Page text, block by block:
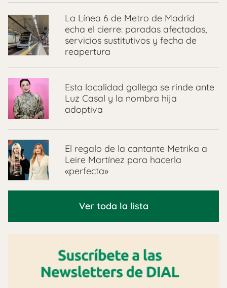
La Línea 6 de Metro de Madrid
echa el cierre: paradas afectadas,
servicios sustitutivos y fecha de
reapertura
Esta localidad gallega se rinde ante
Luz Casal y la nombra hija
adoptiva
El regalo de la cantante Metrika a
Leire Martínez para hacerla
«perfecta»
Ver toda la lista